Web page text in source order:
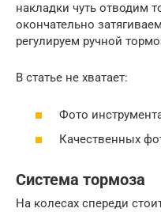
накладки чуть отводим
окончательно
регулируем ручной
В статье не хватает:
Фото
Качественных
Система тормоза
На колесах спереди